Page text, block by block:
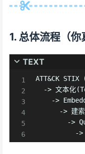
1. 总体流程（你
TEXT
ATT&CK